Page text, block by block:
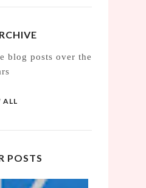
blog posts over the
ALL
POSTS